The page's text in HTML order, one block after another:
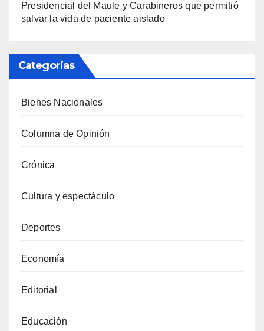
Presidencial del Maule y Carabineros que permitió
salvar la vida de paciente aislado
Categorias
Bienes Nacionales
Columna de Opinión
Crónica
Cultura y espectáculo
Deportes
Economía
Editorial
Educación